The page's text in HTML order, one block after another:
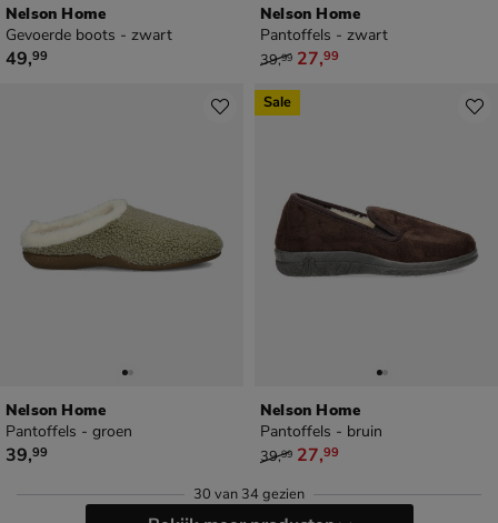
Nelson Home
Gevoerde boots - zwart
€ 49,99
49,99
Nelson Home
Pantoffels - zwart
van € 39,99 voor € 27,99
39,99 27,99
Nelson Home
Pantoffels - groen
€ 39,99
39,99
Nelson Home
Pantoffels - bruin
van € 39,99 voor € 27,99
39,99 27,99
Sale
30 van 34 gezien